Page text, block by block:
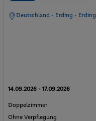
Deutschland - Erding - Erding
14.09.2026 - 17.09.2026
Doppelzimmer
Ohne Verpflegung